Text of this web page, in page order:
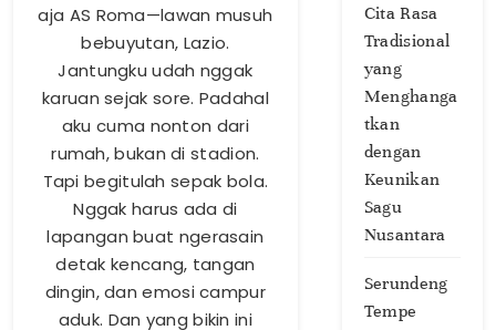
aja AS Roma—lawan musuh
bebuyutan, Lazio.
Jantungku udah nggak
karuan sejak sore. Padahal
aku cuma nonton dari
rumah, bukan di stadion.
Tapi begitulah sepak bola.
Nggak harus ada di
lapangan buat ngerasain
detak kencang, tangan
dingin, dan emosi campur
aduk. Dan yang bikin ini
Cita Rasa
Tradisional
yang
Menghanga
tkan
dengan
Keunikan
Sagu
Nusantara
Serundeng
Tempe